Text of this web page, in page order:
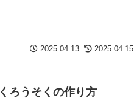
2025.04.13 2025.04.15
ろうそくの作り方